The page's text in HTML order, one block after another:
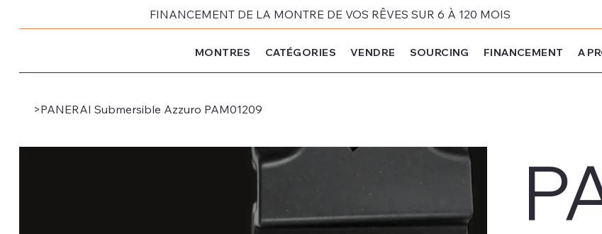
FINANCEMENT DE LA MONTRE DE VOS RÊVES SUR 6 À 120 MOIS
MONTRES CATÉGORIES VENDRE SOURCING FINANCEMENT A
>PANERAI Submersible Azzuro PAM01209